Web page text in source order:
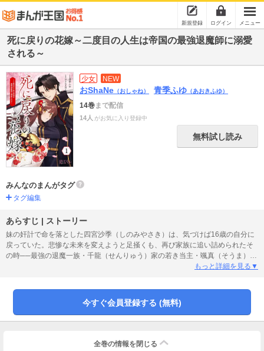
新規登録 ログイン メニュー
死に戻りの花嫁～二度目の人生は帝国の最強退魔師に溺愛
される～
少女 NEW
おShaNe （おしゃね） 青季ふゆ （あおきふゆ）
14巻まで配信
14人 がお気に入り登録中
無料試し読み
みんなのまんがタグ
タグ編集
あらすじ | ストーリー
妹の奸計で命を落とした四宮沙季（しのみやさき）は、気づけば16歳の自分に
戻っていた。悲惨な未来を変えようと足掻くも、再び家族に追い詰められたそ
の時──最強の退魔一族・千龍（せんりゅう）家の若き当主・颯真（そうま）が
現れる。「お前 俺の嫁になれ」死に戻りの記憶と覚醒した霊力を武器に、沙季
もっと詳細を見る▼
今すぐ会員登録する (無料)
全巻の情報を 閉じる